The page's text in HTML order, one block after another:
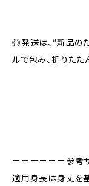
◎発送は、”新品の
ルで包み、折りたた
＝＝＝＝＝＝参考
適用身長は身丈を